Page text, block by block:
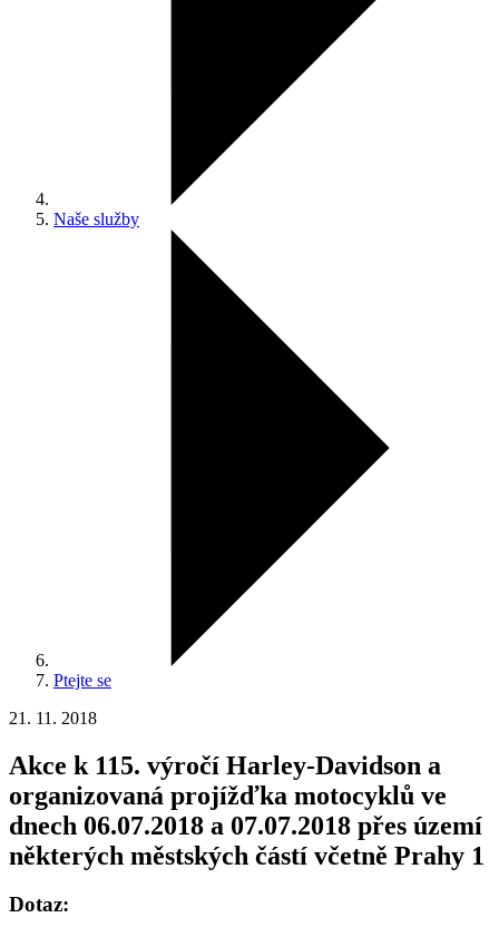
Naše služby
Ptejte se
21. 11. 2018
Akce k 115. výročí Harley-Davidson a
organizovaná projížďka motocyklů ve
dnech 06.07.2018 a 07.07.2018 přes území
některých městských částí včetně Prahy 1
Dotaz: